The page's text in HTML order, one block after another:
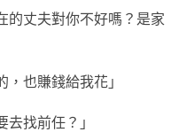
的丈夫對你不好嗎？是家
也賺錢給我花」
找前任？」